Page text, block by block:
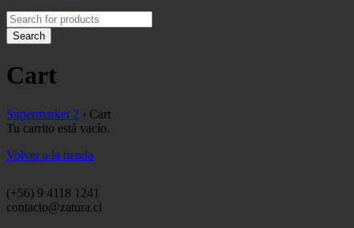
Cart
Supermarket 2 › Cart
Tu carrito está vacío.
Volver a la tienda
(+56) 9 4118 1241
contacto@zatura.cl